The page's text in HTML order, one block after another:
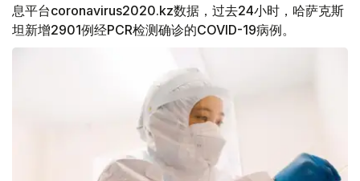
息平台coronavirus2020.kz数据，过去24小时，哈萨克斯
坦新增2901例经PCR检测确诊的COVID-19病例。